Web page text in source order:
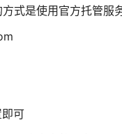
式是使用官方托管服
可